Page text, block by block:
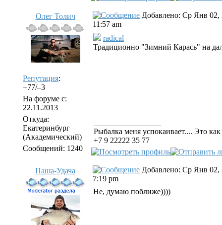
Олег Толич
Репутация:
+77/–3
На форуме с:
22.11.2013
Откуда:
Екатеринбург
(Академический)
Сообщений: 1240
Добавлено: Ср Янв 02,
11:57 am
radical
Традиционно "Зимний Карась" на
Рыбалка меня успокаивает.... Это
+7 9 22222 35 77
Паша-Удача
Добавлено: Ср Янв 02,
7:19 pm
Не, думаю поближе))))